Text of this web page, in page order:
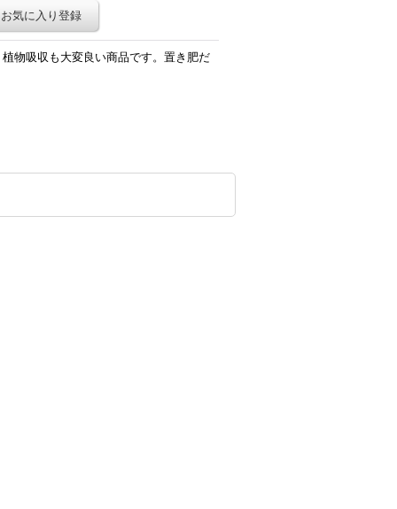
お気に入り登録
物吸収も大変良い商品です。置き肥だ